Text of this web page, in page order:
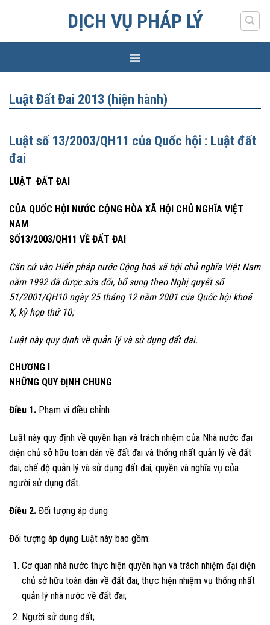
DỊCH VỤ PHÁP LÝ
Luật Đất Đai 2013 (hiện hành)
Luật số 13/2003/QH11 của Quốc hội : Luật đất
đai
LUẬT ĐẤT ĐAI
CỦA QUỐC HỘI NƯỚC CỘNG HÒA XÃ HỘI CHỦ NGHĨA VIỆT
NAM
SỐ13/2003/QH11 VỀ ĐẤT ĐAI
Căn cứ vào Hiến pháp nước Cộng hoà xã hội chủ nghĩa Việt Nam
năm 1992 đã được sửa đổi, bổ sung theo Nghị quyết số
51/2001/QH10 ngày 25 tháng 12 năm 2001 của Quốc hội khoá
X, kỳ họp thứ 10;
Luật này quy định về quản lý và sử dụng đất đai.
CHƯƠNG I
NHỮNG QUY ĐỊNH CHUNG
Điều 1. Phạm vi điều chỉnh
Luật này quy định về quyền hạn và trách nhiệm của Nhà nước đại
diện chủ sở hữu toàn dân về đất đai và thống nhất quản lý về đất
đai, chế độ quản lý và sử dụng đất đai, quyền và nghĩa vụ của
người sử dụng đất.
Điều 2. Đối tượng áp dụng
Đối tượng áp dụng Luật này bao gồm:
Cơ quan nhà nước thực hiện quyền hạn và trách nhiệm đại diện
chủ sở hữu toàn dân về đất đai, thực hiện nhiệm vụ thống nhất
quản lý nhà nước về đất đai;
Người sử dụng đất;